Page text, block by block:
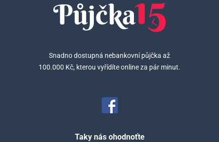
Snadno dostupná nebankovní půjčka až
100.000 Kč, kterou vyřídíte online za pár minut.
Taky nás ohodnoťte